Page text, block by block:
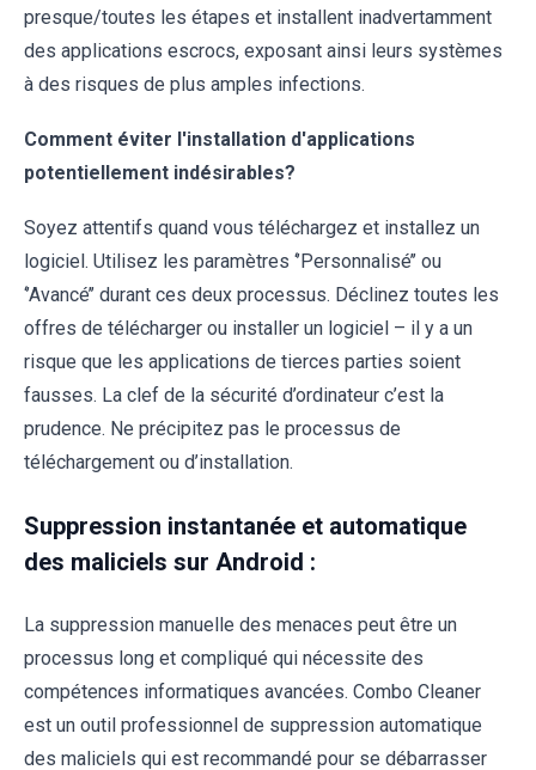
presque/toutes les étapes et installent inadvertamment
des applications escrocs, exposant ainsi leurs systèmes
à des risques de plus amples infections.
Comment éviter l'installation d'applications
potentiellement indésirables?
Soyez attentifs quand vous téléchargez et installez un
logiciel. Utilisez les paramètres ‘’Personnalisé’’ ou
‘’Avancé’’ durant ces deux processus. Déclinez toutes les
offres de télécharger ou installer un logiciel – il y a un
risque que les applications de tierces parties soient
fausses. La clef de la sécurité d’ordinateur c’est la
prudence. Ne précipitez pas le processus de
téléchargement ou d’installation.
Suppression instantanée et automatique
des maliciels sur Android :
La suppression manuelle des menaces peut être un
processus long et compliqué qui nécessite des
compétences informatiques avancées. Combo Cleaner
est un outil professionnel de suppression automatique
des maliciels qui est recommandé pour se débarrasser